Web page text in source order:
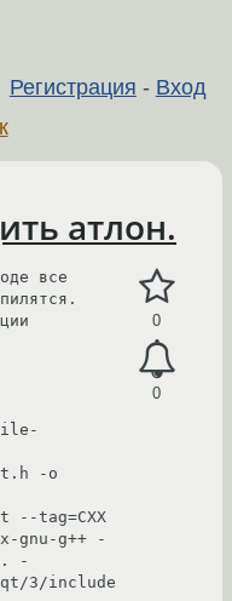
Регистрация - Вход
атлон.
0
0
все
-o
tag=CXX
gnu-g++ -
-
3/include